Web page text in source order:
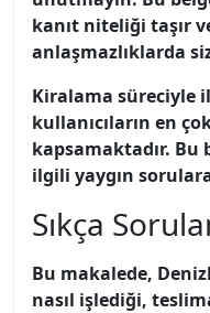
kanıt niteliği taşır
anlaşmazlıklarda
Kiralama süreciyle
kullanıcıların en
kapsamaktadır.
ilgili yaygın
Sıkça
Bu makalede,
nasıl işlediği,